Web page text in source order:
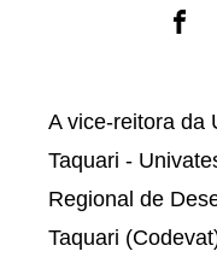
A vice-reitora da
Taquari -
Regional de
Taquari